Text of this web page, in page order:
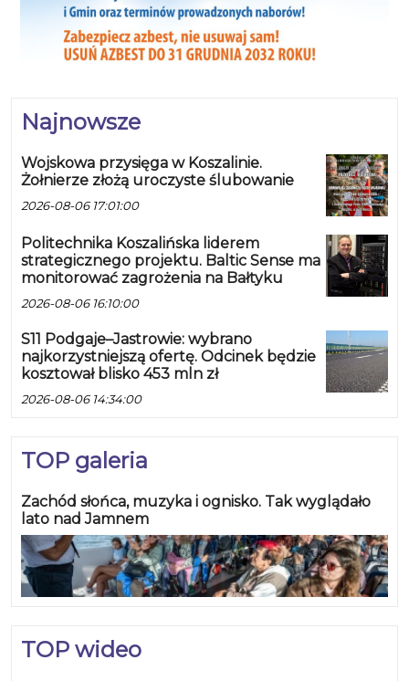
Najnowsze
Wojskowa przysięga w Koszalinie.
Żołnierze złożą uroczyste ślubowanie
2026-08-06 17:01:00
Politechnika Koszalińska liderem
strategicznego projektu. Baltic Sense ma
monitorować zagrożenia na Bałtyku
2026-08-06 16:10:00
S11 Podgaje–Jastrowie: wybrano
najkorzystniejszą ofertę. Odcinek będzie
kosztował blisko 453 mln zł
2026-08-06 14:34:00
TOP galeria
Zachód słońca, muzyka i ognisko. Tak wyglądało
lato nad Jamnem
TOP wideo